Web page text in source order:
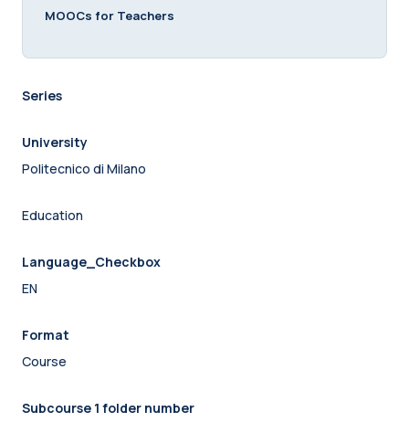
MOOCs for Teachers
Series
University
Politecnico di Milano
Education
Language_Checkbox
EN
Format
Course
Subcourse 1 folder number